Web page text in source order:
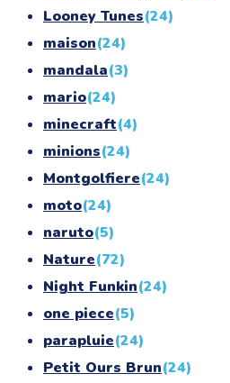
Looney Tunes(24)
maison(24)
mandala(3)
mario(24)
minecraft(4)
minions(24)
Montgolfiere(24)
moto(24)
naruto(5)
Nature(72)
Night Funkin(24)
one piece(5)
parapluie(24)
Petit Ours Brun(24)